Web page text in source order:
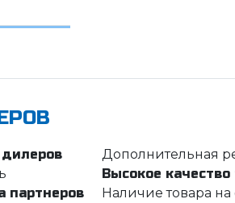
Дополнительная
Высокое качество
партнеров
Наличие товара